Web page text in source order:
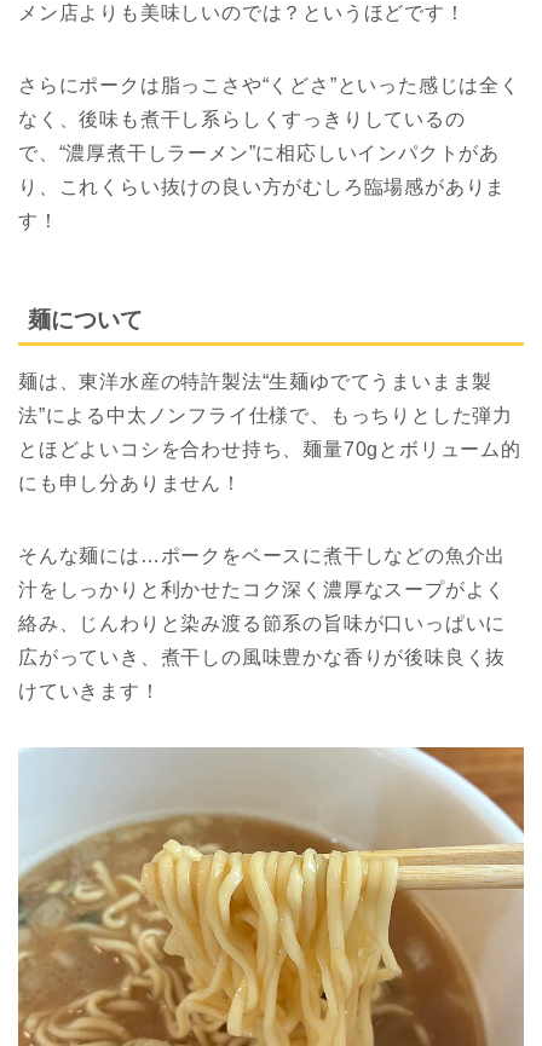
メン店よりも美味しいのでは？というほどです！
さらにポークは脂っこさや“くどさ”といった感じは全く
なく、後味も煮干し系らしくすっきりしているの
で、“濃厚煮干しラーメン”に相応しいインパクトがあ
り、これくらい抜けの良い方がむしろ臨場感がありま
す！
麺について
麺は、東洋水産の特許製法“生麺ゆでてうまいまま製
法”による中太ノンフライ仕様で、もっちりとした弾力
とほどよいコシを合わせ持ち、麺量70gとボリューム的
にも申し分ありません！
そんな麺には…ポークをベースに煮干しなどの魚介出
汁をしっかりと利かせたコク深く濃厚なスープがよく
絡み、じんわりと染み渡る節系の旨味が口いっぱいに
広がっていき、煮干しの風味豊かな香りが後味良く抜
けていきます！